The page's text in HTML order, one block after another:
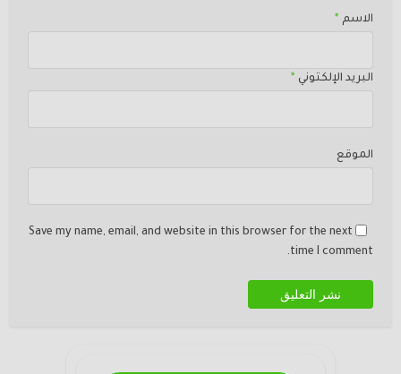
الاسم *
البريد الإلكتوني *
الموقع
Save my name, email, and website in this browser for the next
time I comment.